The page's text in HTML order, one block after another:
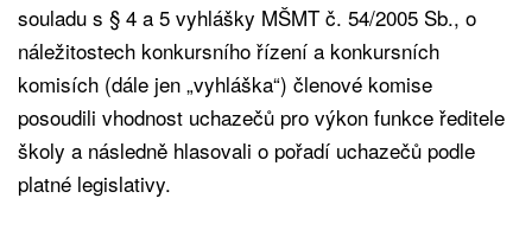
souladu s § 4 a 5 vyhlášky MŠMT č. 54/2005 Sb., o
náležitostech konkursního řízení a konkursních
komisích (dále jen „vyhláška“) členové komise
posoudili vhodnost uchazečů pro výkon funkce ředitele
školy a následně hlasovali o pořadí uchazečů podle
platné legislativy.